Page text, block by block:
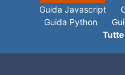
Guida Javascript
Guida Python